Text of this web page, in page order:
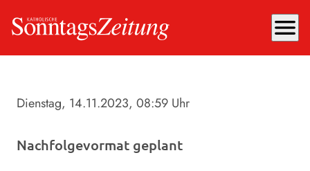
menu
Dienstag, 14.11.2023, 08:59 Uhr
Nachfolgevormat geplant